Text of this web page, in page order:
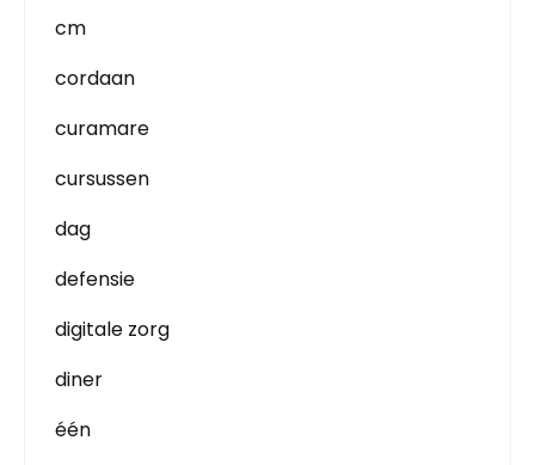
cm
cordaan
curamare
cursussen
dag
defensie
digitale zorg
diner
één